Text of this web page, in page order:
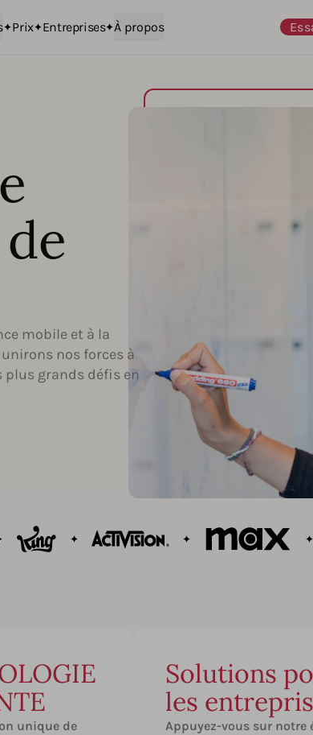
Prix Entreprises À propos
mobile et à la
nos forces à
plus grands défis en
unique de
Solutions
les
Appuyez-vous sur notre